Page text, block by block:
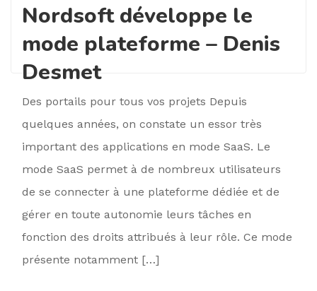
Nordsoft développe le
mode plateforme – Denis
Desmet
Des portails pour tous vos projets Depuis
quelques années, on constate un essor très
important des applications en mode SaaS. Le
mode SaaS permet à de nombreux utilisateurs
de se connecter à une plateforme dédiée et de
gérer en toute autonomie leurs tâches en
fonction des droits attribués à leur rôle. Ce mode
présente notamment […]